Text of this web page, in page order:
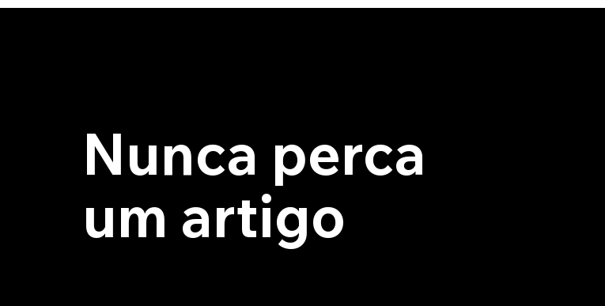
Nunca perca
um artigo